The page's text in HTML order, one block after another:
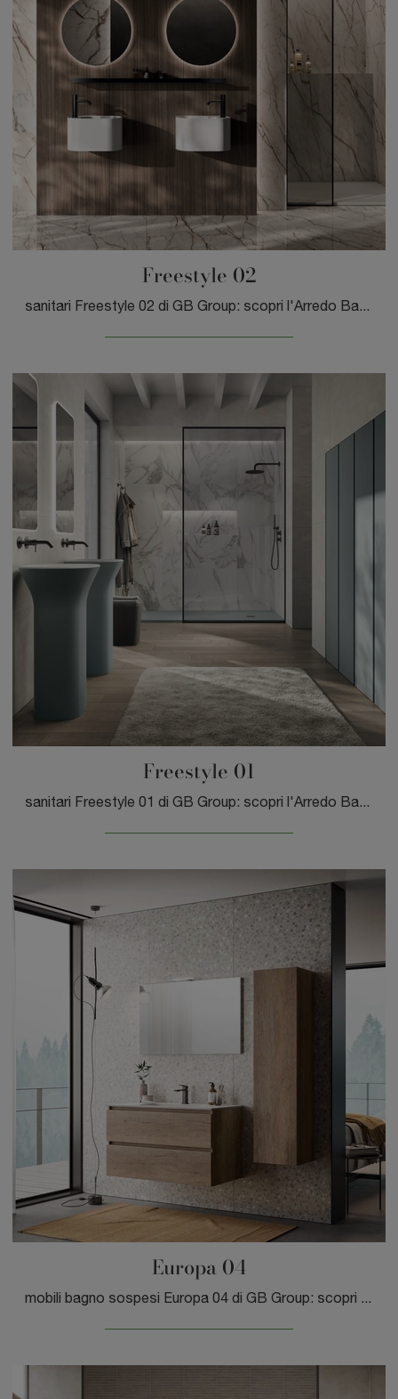
Freestyle 02
sanitari Freestyle 02 di GB Group: scopri l'Arredo Bagno in ceramica moderno e arreda la stanza del benessere.
Freestyle 01
sanitari Freestyle 01 di GB Group: scopri l'Arredo Bagno in ceramica moderno e arreda il tuo bagno.
Europa 04
mobili bagno sospesi Europa 04 di GB Group: scopri l'Arredo Bagno in laminato moderno e arreda la stanza del benessere.